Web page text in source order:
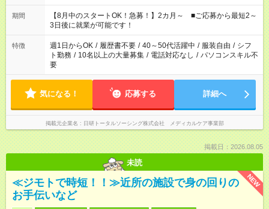
今ご覧のお仕事で希望する勤務時間と、もう1つのお仕事の勤務
時間。 合計で週40時間を超える場合は応募できません。
期間
【8月中のスタートOK！急募！】2カ月～ ■ご応募から最短2～
3日後に就業が可能です！
特徴 週1日からOK / 履歴書不要 / 40～50代活躍中 / 服装自由 / シフ
ト勤務 / 10名以上の大量募集 / 電話対応なし / パソコンスキル不
要
気になる！ 応募する 詳細へ
掲載元企業名 日研トータルソーシング株式会社 メディカルケア事業部
掲載日：2026.08.05
未読
NEW
≪ジモトで時短！！≫近所の施設で身の回りの
お手伝いなど